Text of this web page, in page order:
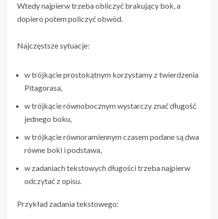
Wtedy najpierw trzeba obliczyć brakujący bok, a
dopiero potem policzyć obwód.
Najczęstsze sytuacje:
w trójkącie prostokątnym korzystamy z twierdzenia
Pitagorasa,
w trójkącie równobocznym wystarczy znać długość
jednego boku,
w trójkącie równoramiennym czasem podane są dwa
równe boki i podstawa,
w zadaniach tekstowych długości trzeba najpierw
odczytać z opisu.
Przykład zadania tekstowego: